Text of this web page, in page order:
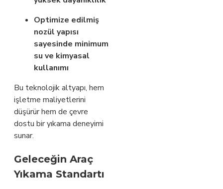
Optimize edilmiş
nozül yapısı
sayesinde minimum
su ve kimyasal
kullanımı
Bu teknolojik altyapı, hem
işletme maliyetlerini
düşürür hem de çevre
dostu bir yıkama deneyimi
sunar.
Geleceğin Araç
Yıkama Standartı